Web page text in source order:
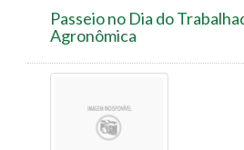
Passeio no Dia do
Agronômica